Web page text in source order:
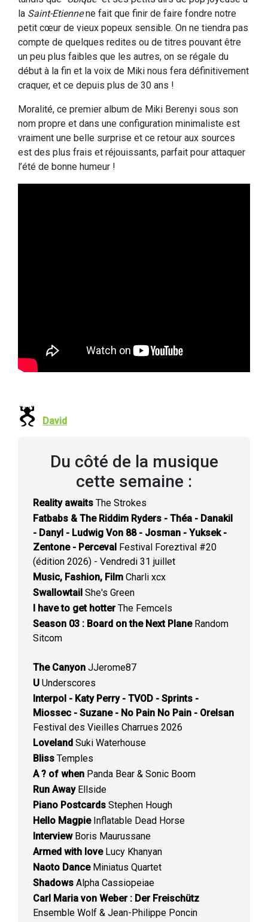
la Saint-Etiennene fait que finir de faire fondre notre
petit cœur de vieux popeux sensible. On ne tiendra pas
compte de quelques redites ou de titres pouvant être
un peu plus faibles que les autres, on se régale du
début à la fin et la voix de Miki nous fera définitivement
craquer, et ce depuis plus de 30 ans !
Moralité, ce premier album de Miki Berenyi sous son
nom propre et dans une configuration minimaliste est
vraiment une belle surprise et ce retour aux sources
est des plus frais et réjouissants, parfait pour attaquer
l’été de bonne humeur !
David
Du côté de la musique
cette semaine :
Reality awaits The Strokes
Fatbabs & The Riddim Ryders - Théa - Danakil
- Danyl - Ludwig Von 88 - Josman - Yuksek -
Zentone - Perceval Festival Foreztival #20
(édition 2026) - Vendredi 31 juillet
Music, Fashion, Film Charli xcx
Swallowtail She's Green
I have to get hotterThe Femcels
Season 03 : Board on the Next PlaneRandom
Sitcom
The Canyon JJerome87
U Underscores
Interpol - Katy Perry - TVOD - Sprints -
Miossec - Suzane - No Pain No Pain - Orelsan
Festival des Vieilles Charrues 2026
Loveland Suki Waterhouse
Bliss Temples
A ? of when Panda Bear & Sonic Boom
Run AwayEllside
Piano Postcards Stephen Hough
Hello MagpieInflatable Dead Horse
InterviewBoris Maurussane
Armed with loveLucy Khanyan
Naoto DanceMiniatus Quartet
Shadows Alpha Cassiopeiae
Carl Maria von Weber : Der Freischütz
Ensemble Wolf & Jean-Philippe Poncin